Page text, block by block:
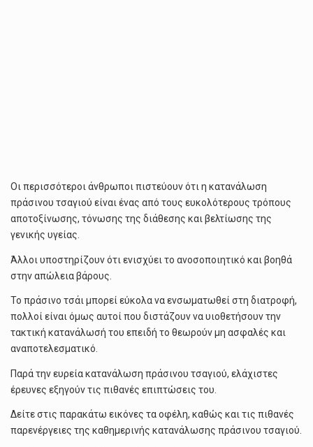
Οι περισσότεροι άνθρωποι πιστεύουν ότι η κατανάλωση
πράσινου τσαγιού είναι ένας από τους ευκολότερους τρόπους
αποτοξίνωσης, τόνωσης της διάθεσης και βελτίωσης της
γενικής υγείας.
Άλλοι υποστηρίζουν ότι ενισχύει το ανοσοποιητικό και βοηθά
στην απώλεια βάρους.
Το πράσινο τσάι μπορεί εύκολα να ενσωματωθεί στη διατροφή,
πολλοί είναι όμως αυτοί που διστάζουν να υιοθετήσουν την
τακτική κατανάλωσή του επειδή το θεωρούν μη ασφαλές και
αναποτελεσματικό.
Παρά την ευρεία κατανάλωση πράσινου τσαγιού, ελάχιστες
έρευνες εξηγούν τις πιθανές επιπτώσεις του.
Δείτε στις παρακάτω εικόνες τα οφέλη, καθώς και τις πιθανές
παρενέργειες της καθημερινής κατανάλωσης πράσινου τσαγιού.